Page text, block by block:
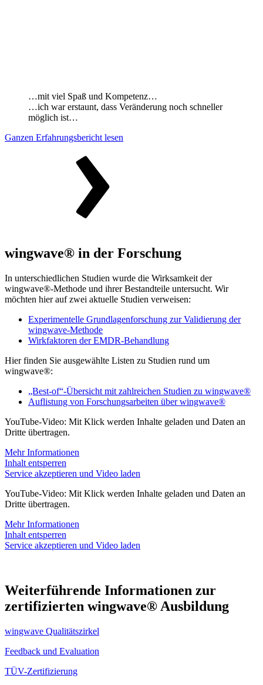
…mit viel Spaß und Kompetenz…
…ich war erstaunt, dass Veränderung noch schneller
möglich ist…
Ganzen Erfahrungsbericht lesen
wingwave® in der Forschung
In unterschiedlichen Studien wurde die Wirksamkeit der
wingwave®-Methode und ihrer Bestandteile untersucht. Wir
möchten hier auf zwei aktuelle Studien verweisen:
Experimentelle Grundlagenforschung zur Validierung der
wingwave-Methode
Wirkfaktoren der EMDR-Behandlung
Hier finden Sie ausgewählte Listen zu Studien rund um
wingwave®:
„Best-of“-Übersicht mit zahlreichen Studien zu wingwave®
Auflistung von Forschungsarbeiten über wingwave®
YouTube-Video: Mit Klick werden Inhalte geladen und Daten an
Dritte übertragen.
Mehr Informationen
Inhalt entsperren
Service akzeptieren und Video laden
YouTube-Video: Mit Klick werden Inhalte geladen und Daten an
Dritte übertragen.
Mehr Informationen
Inhalt entsperren
Service akzeptieren und Video laden
Weiterführende Informationen zur
zertifizierten wingwave® Ausbildung
wingwave Qualitätszirkel
Feedback und Evaluation
TÜV-Zertifizierung